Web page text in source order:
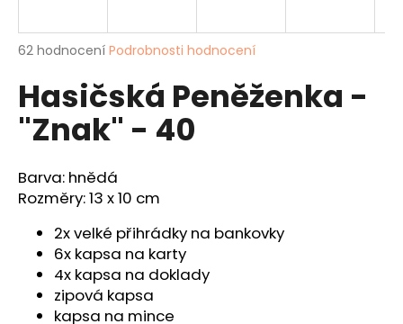
Průměrné
produktu
je
4,1
hvězdiček.
62 hodnocení Podrobnosti hodnocení
Hasičská Peněženka -
"Znak" - 40
Barva: hnědá
Rozměry: 13 x 10 cm
2x velké přihrádky na bankovky
6x kapsa na karty
4x kapsa na doklady
zipová kapsa
kapsa na mince
j
t
?